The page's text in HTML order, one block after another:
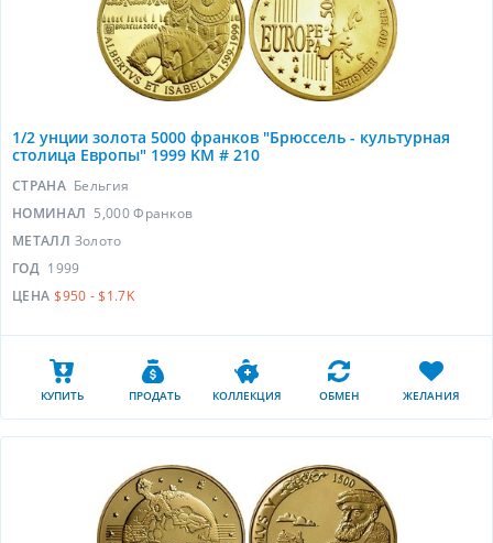
1/2 унции золота 5000 франков "Брюссель - культурная
столица Европы" 1999 KM # 210
СТРАНА Бельгия
НОМИНАЛ 5,000 Франков
МЕТАЛЛ Золото
ГОД 1999
ЦЕНА $950 - $1.7K
КУПИТЬ ПРОДАТЬ КОЛЛЕКЦИЯ ОБМЕН ЖЕЛАНИЯ